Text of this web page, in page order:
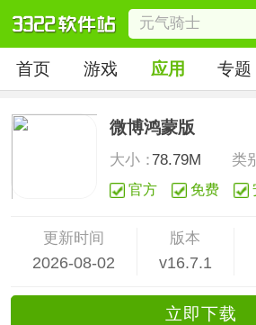
首页 游戏 应用 专题
微博鸿蒙版
大小：78.79M 类
官方 免费
更新时间
2026-08-02
版本
v16.7.1
立即下载